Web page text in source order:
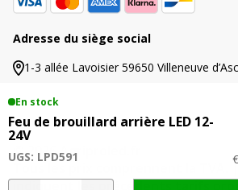
En stock
Feu de brouillard arrière LED 12-
24V
UGS: LPD591
quantité
Adresse du siège social
1-3 allée Lavoisier 59650 Villeneuve
© 2026 Agriproled.fr
Tous les prix comprennent la TVA.
indiquent les précédents tarifs